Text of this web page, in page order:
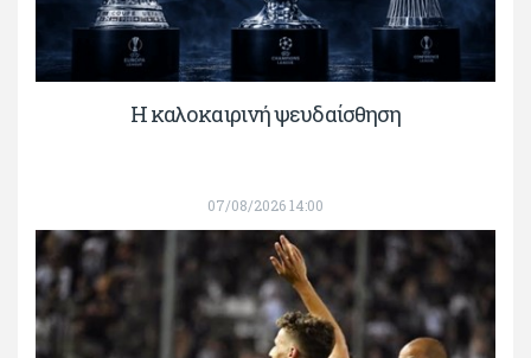
Η καλοκαιρινή ψευδαίσθηση
07/08/2026 14:00